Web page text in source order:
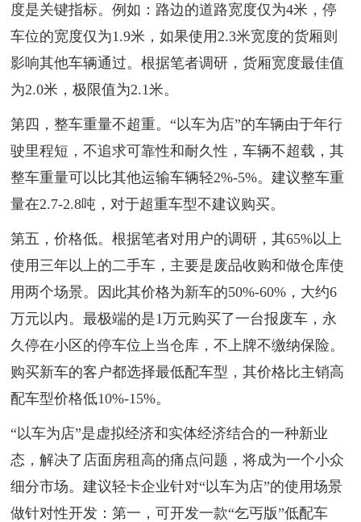
度是关键指标。例如：路边的道路宽度仅为4米，停
车位的宽度仅为1.9米，如果使用2.3米宽度的货厢则
影响其他车辆通过。根据笔者调研，货厢宽度最佳值
为2.0米，极限值为2.1米。
第四，整车重量不超重。“以车为店”的车辆由于年行
驶里程短，不追求可靠性和耐久性，车辆不超载，其
整车重量可以比其他运输车辆轻2%-5%。建议整车重
量在2.7-2.8吨，对于超重车型不建议购买。
第五，价格低。根据笔者对用户的调研，其65%以上
使用三年以上的二手车，主要是废品收购和做仓库使
用两个场景。因此其价格为新车的50%-60%，大约6
万元以内。最极端的是1万元购买了一台报废车，永
久停在小区的停车位上当仓库，不上牌不缴纳保险。
购买新车的客户都选择最低配车型，其价格比主销高
配车型价格低10%-15%。
“以车为店”是虚拟经济和实体经济结合的一种新业
态，解决了店面房租高的痛点问题，将成为一个小众
细分市场。建议轻卡企业针对“以车为店”的使用场景
做针对性开发：第一，可开发一款“乞丐版”低配车